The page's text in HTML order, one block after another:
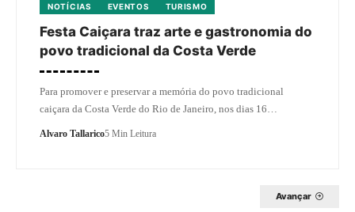
NOTÍCIAS EVENTOS TURISMO
Festa Caiçara traz arte e gastronomia do
povo tradicional da Costa Verde
Para promover e preservar a memória do povo tradicional
caiçara da Costa Verde do Rio de Janeiro, nos dias 16…
Alvaro Tallarico5 Min Leitura
Avançar